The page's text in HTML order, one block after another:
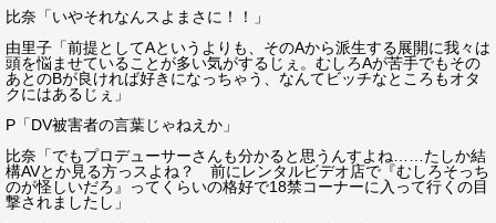
比奈「いやそれなんスよまさに！！」
由里子「前提としてAというよりも、そのAから派生する展開に我々は
頭を悩ませていることが多い気がするじぇ。むしろAが苦手でもその
あとのBが良ければ好きになっちゃう、なんてビッチなところもオタ
クにはあるじぇ」
P「DV被害者の言葉じゃねえか」
比奈「でもプロデューサーさんも分かると思うんすよね……たしか結
構AVとか見る方っスよね？ 前にレンタルビデオ店で『むしろそっち
のが怪しいだろ』ってくらいの格好で18禁コーナーに入って行くの目
撃されましたし」